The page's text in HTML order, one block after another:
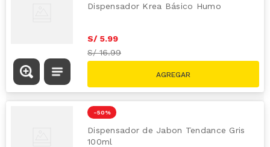
Dispensador Krea Básico Humo
S/ 5.99
S/16.99
-50 %
Dispensador de Jabon Tendance Gris
100ml